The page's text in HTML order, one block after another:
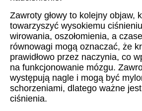
Zawroty głowy to kolejny objaw,
towarzyszyć wysokiemu
wirowania, oszołomienia, a
równowagi mogą oznaczać, że
prawidłowo przez naczynia, co
na funkcjonowanie mózgu.
występują nagle i mogą być
schorzeniami, dlatego ważne
ciśnienia.